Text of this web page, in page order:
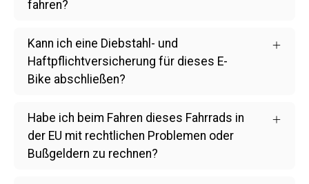
fahren?
Kann ich eine Diebstahl- und
Haftpflichtversicherung für dieses E-
Bike abschließen?
Habe ich beim Fahren dieses Fahrrads in
der EU mit rechtlichen Problemen oder
Bußgeldern zu rechnen?